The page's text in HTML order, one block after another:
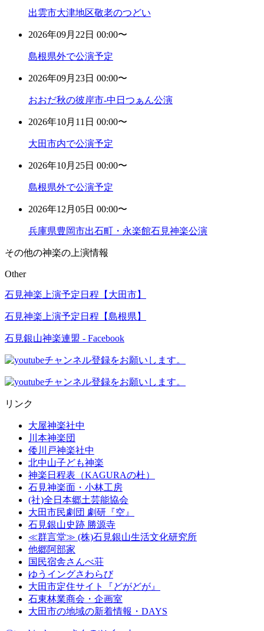
出雲市大津地区敬老のつどい
2026年09月22日 00:00〜
島根県外で公演予定
2026年09月23日 00:00〜
おおだ秋の彼岸市-中日つぁん公演
2026年10月11日 00:00〜
大田市内で公演予定
2026年10月25日 00:00〜
島根県外で公演予定
2026年12月05日 00:00〜
兵庫県豊岡市出石町・永楽館石見神楽公演
その他の神楽の上演情報
Other
石見神楽上演予定日程【大田市】
石見神楽上演予定日程【島根県】
石見銀山神楽連盟 - Facebook
リンク
大屋神楽社中
川本神楽団
倭川戸神楽社中
北中山子ども神楽
神楽日程表（KAGURAの杜）
石見神楽面・小林工房
(社)全日本郷土芸能協会
大田市民劇団 劇研『空』
石見銀山史跡 勝源寺
≪群言堂≫ (株)石見銀山生活文化研究所
他郷阿部家
国民宿舎さんべ荘
ゆうイングさわらび
大田市定住サイト『どがどが』
石東林業商会・企画室
大田市の地域の新着情報・DAYS